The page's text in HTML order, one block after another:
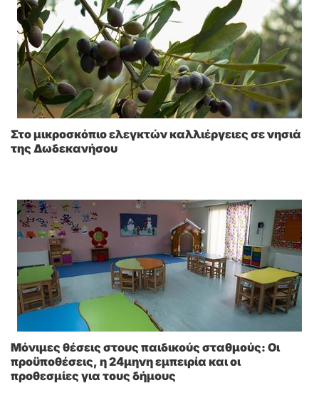
Στο μικροσκόπιο ελεγκτών καλλιέργειες σε νησιά
της Δωδεκανήσου
Μόνιμες θέσεις στους παιδικούς σταθμούς: Οι
προϋποθέσεις, η 24μηνη εμπειρία και οι
προθεσμίες για τους δήμους